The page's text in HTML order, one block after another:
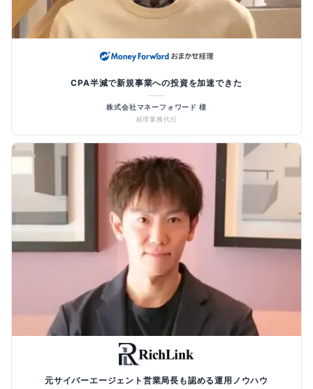
CPA半減で新規事業への投資を加速できた
株式会社マネーフォワード 様
経理業務代行
元サイバーエージェント営業局長も認める運用ノウハウ